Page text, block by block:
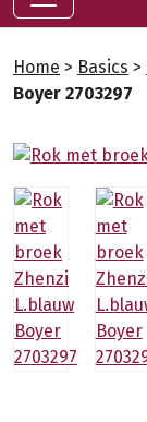
Home > Basics >
Boyer 2703297